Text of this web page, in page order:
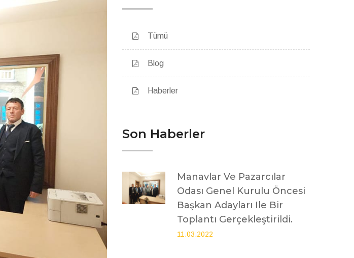
Tümü
Blog
Haberler
Son Haberler
Manavlar Ve Pazarcılar
Odası Genel Kurulu Öncesi
Başkan Adayları Ile Bir
Toplantı Gerçekleştirildi.
11.03.2022